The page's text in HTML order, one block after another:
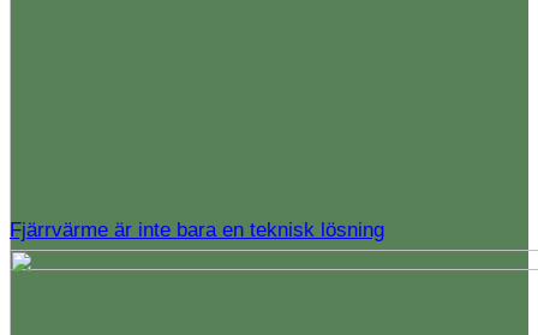
Fjärrvärme är inte bara en teknisk lösning